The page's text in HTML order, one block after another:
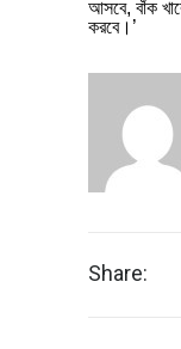
আসবে, বাঁক
করবে।’
Share: